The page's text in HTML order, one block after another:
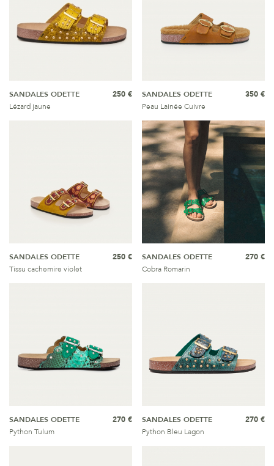
SANDALES ODETTE
Lézard jaune
250 €
SANDALES ODETTE
Peau Lainée Cuivre
350 €
SANDALES ODETTE
Tissu cachemire violet
250 €
SANDALES ODETTE
Cobra Romarin
270 €
SANDALES ODETTE
Python Tulum
270 €
SANDALES ODETTE
Python Bleu Lagon
270 €